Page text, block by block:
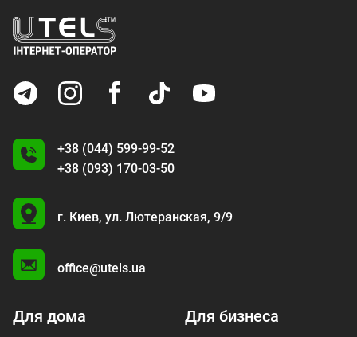
+38 (044) 599-99-52
+38 (093) 170-03-50
U
г. Киев, ул. Лютеранская, 9/9
office@utels.ua
Для дома Для бизнеса